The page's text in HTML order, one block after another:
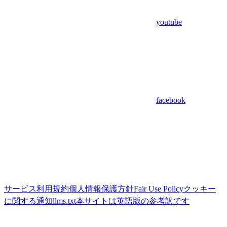
youtube
facebook
サービス利用規約個人情報保護方針Fair Use Policyクッキー
に関する通知llms.txt本サイトは英語版の参考訳です